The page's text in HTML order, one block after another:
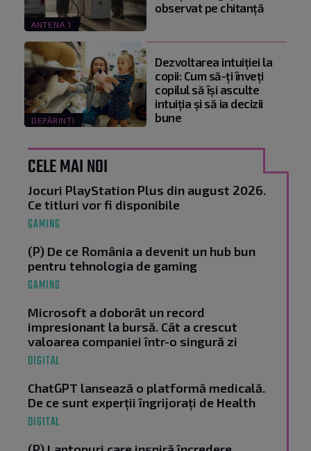
ANTENA 1
observat pe chitanță
DEPĂRINȚI
Dezvoltarea intuiției la
copii: Cum să-ți înveți
copilul să își asculte
intuiția și să ia decizii
bune
CELE MAI NOI
Jocuri PlayStation Plus din august 2026.
Ce titluri vor fi disponibile
GAMING
(P) De ce România a devenit un hub bun
pentru tehnologia de gaming
GAMING
Microsoft a doborât un record
impresionant la bursă. Cât a crescut
valoarea companiei într-o singură zi
DIGITAL
ChatGPT lansează o platformă medicală.
De ce sunt experții îngrijorați de Health
DIGITAL